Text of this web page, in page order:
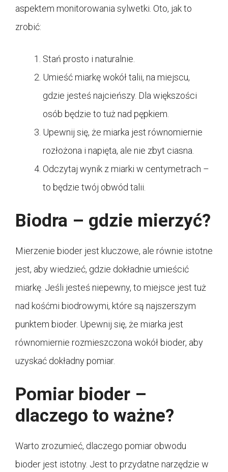
aspektem monitorowania sylwetki. Oto, jak to
zrobić:
Stań prosto i naturalnie.
Umieść miarkę wokół talii, na miejscu,
gdzie jesteś najcieńszy. Dla większości
osób będzie to tuż nad pępkiem.
Upewnij się, że miarka jest równomiernie
rozłożona i napięta, ale nie zbyt ciasna.
Odczytaj wynik z miarki w centymetrach –
to będzie twój obwód talii.
Biodra – gdzie mierzyć?
Mierzenie bioder jest kluczowe, ale równie istotne
jest, aby wiedzieć, gdzie dokładnie umieścić
miarkę. Jeśli jesteś niepewny, to miejsce jest tuż
nad kośćmi biodrowymi, które są najszerszym
punktem bioder. Upewnij się, że miarka jest
równomiernie rozmieszczona wokół bioder, aby
uzyskać dokładny pomiar.
Pomiar bioder –
dlaczego to ważne?
Warto zrozumieć, dlaczego pomiar obwodu
bioder jest istotny. Jest to przydatne narzędzie w